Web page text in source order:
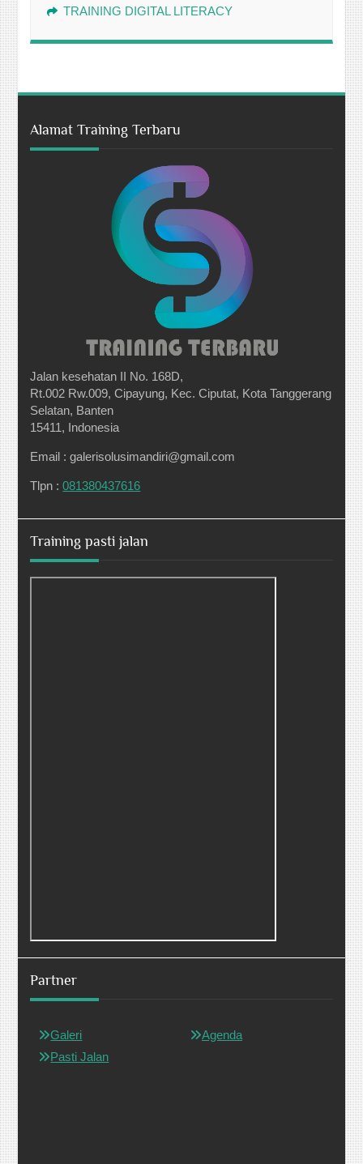
TRAINING DIGITAL LITERACY
Alamat Training Terbaru
Jalan kesehatan II No. 168D,
Rt.002 Rw.009, Cipayung, Kec. Ciputat, Kota Tanggerang
Selatan, Banten
15411, Indonesia
Email : galerisolusimandiri@gmail.com
Tlpn :081380437616
Training pasti jalan
Partner
Galeri
Pasti Jalan
Agenda